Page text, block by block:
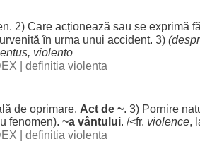
. 2) Care acționează sau se exprimă
în urma unui accident. 3) (
violento
definitia violenta
de oprimare. Act de ~. 3) Pornire
fenomen). ~a vântului. /<fr. violence,
definitia violenta